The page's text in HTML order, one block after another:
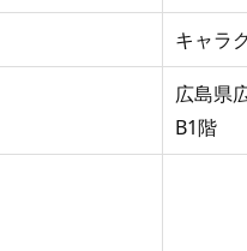
キャラ
広島県
B1階